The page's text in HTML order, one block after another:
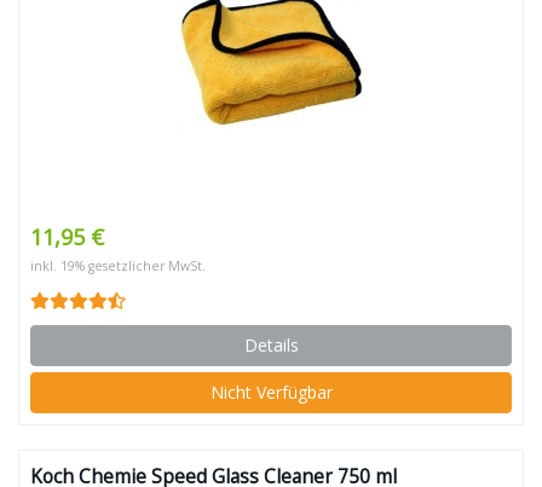
11,95 €
inkl. 19% gesetzlicher MwSt.
Details
Nicht Verfügbar
Koch Chemie Speed Glass Cleaner 750 ml